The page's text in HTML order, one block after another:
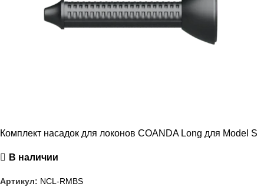
Комплект насадок для локонов COANDA Long для Model S
В наличии
Артикул: NCL-RMBS